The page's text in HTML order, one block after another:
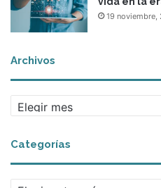
19 noviembre,
Archivos
r
h
i
v
Categorías